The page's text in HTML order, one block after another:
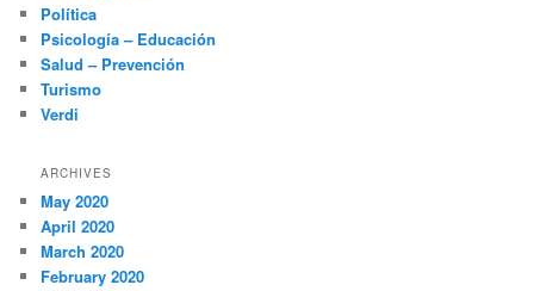
Política
Psicología – Educación
Salud – Prevención
Turismo
Verdi
ARCHIVES
May 2020
April 2020
March 2020
February 2020